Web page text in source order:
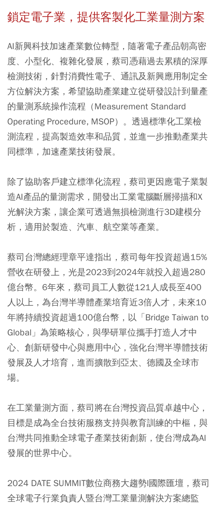
鎖定電子業，提供客製化工業量測方案
AI新興科技加速產業數位轉型，隨著電子產品朝高密
度、小型化、複雜化發展，蔡司憑藉過去累積的深厚
檢測技術，針對消費性電子、通訊及新興應用制定全
方位解決方案，希望協助產業建立從研發設計到量產
的量測系統操作流程（Measurement Standard
Operating Procedure, MSOP）。透過標準化工業檢
測流程，提高製造效率和品質，並進一步推動產業共
同標準，加速產業技術發展。
除了協助客戶建立標準化流程，蔡司更因應電子業製
造AI產品的量測需求，開發出工業電腦斷層掃描和X
光解決方案，讓企業可透過無損檢測進行3D建模分
析，適用於製造、汽車、航空業等產業。
蔡司台灣總經理章平達指出，蔡司每年投資超過15%
營收在研發上，光是2023到2024年就投入超過280
億台幣。6年來，蔡司員工人數從121人成長至400
人以上，為台灣半導體產業培育近3倍人才，未來10
年將持續投資超過100億台幣，以「Bridge Taiwan to
Global」為策略核心，與學研單位攜手打造人才中
心、創新研發中心與應用中心，強化台灣半導體技術
發展及人才培育，進而擴散到亞太、德國及全球市
場。
在工業量測方面，蔡司將在台灣投資品質卓越中心，
目標是成為全台技術服務支持與教育訓練的中樞，與
台灣共同推動全球電子產業技術創新，使台灣成為AI
發展的世界中心。
2024 DATE SUMMIT數位商務大趨勢l國際匯壇，蔡司
全球電子行業負責人暨台灣工業量測解決方案總監